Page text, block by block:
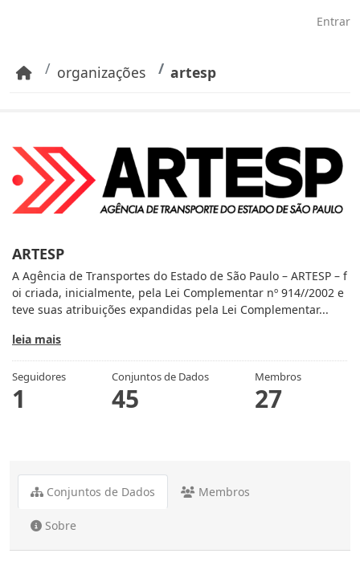
Entrar
organizações artesp
ARTESP
A Agência de Transportes do Estado de São Paulo – ARTESP – f
oi criada, inicialmente, pela Lei Complementar nº 914//2002 e
teve suas atribuições expandidas pela Lei Complementar...
leia mais
Seguidores
1
Conjuntos de Dados
45
Membros
27
Conjuntos de Dados Membros
Sobre